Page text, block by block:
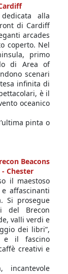
alla
di Cardiff
arcades
coperto. Nel
primo
di Area of
scenari
infinita di
è il
oceanico
pinta o
Beacons
Chester
il maestoso
affascinanti
Si prosegue
del Brecon
valli verdi e
dei libri”,
e il fascino
creativi e
incantevole